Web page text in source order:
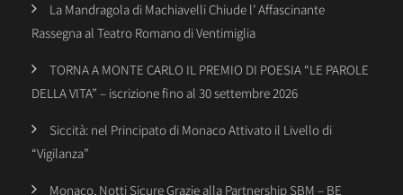
La Mandragola di Machiavelli Chiude l’ Affascinante
Rassegna al Teatro Romano di Ventimiglia
TORNA A MONTE CARLO IL PREMIO DI POESIA “LE PAROLE
DELLA VITA” – iscrizione fino al 30 settembre 2026
Siccità: nel Principato di Monaco Attivato il Livello di
“Vigilanza”
Monaco, Notti Sicure Grazie alla Partnership SBM – BE